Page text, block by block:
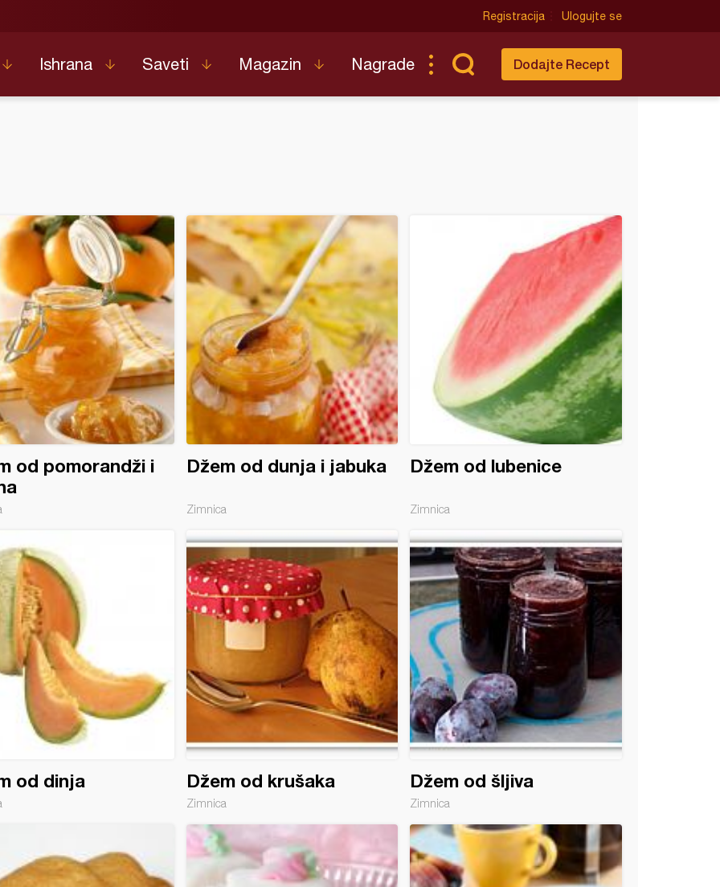
Registracija Ulogujte se
Ishrana Saveti Magazin Nagrade Dodajte Recept
od pomorandži i
Džem od dunja i jabuka
Zimnica
Džem od lubenice
Zimnica
od dinja Džem od krušaka
Zimnica
Džem od šljiva
Zimnica